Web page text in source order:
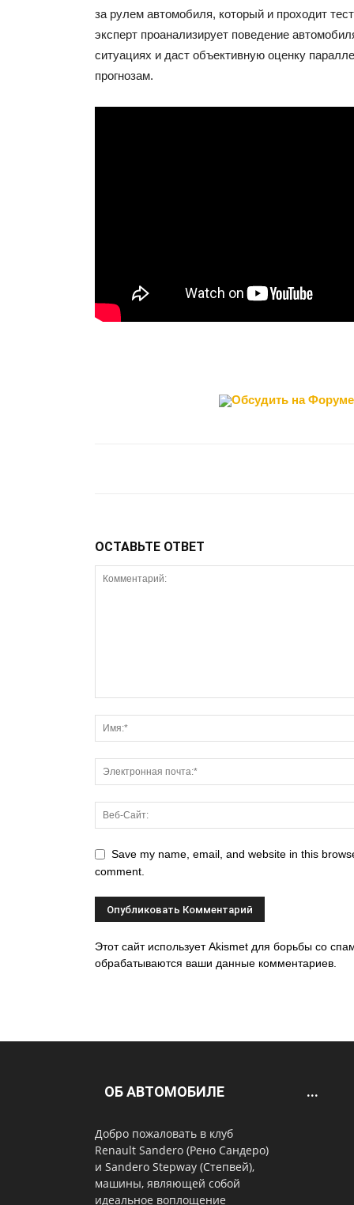
за рулем автомобиля, который и проходит
эксперт проанализирует поведение
ситуациях и даст объективную оценку
прогнозам.
Обсудить на Форуме
ОСТАВЬТЕ ОТВЕТ
Save my name, email, and website in this
comment.
Этот сайт использует Akismet для борьбы со
обрабатываются ваши данные комментариев.
ОБ АВТОМОБИЛЕ
Добро пожаловать в клуб
Renault Sandero (Рено Сандеро)
и Sandero Stepway (Степвей),
машины, являющей собой
идеальное воплощение
...